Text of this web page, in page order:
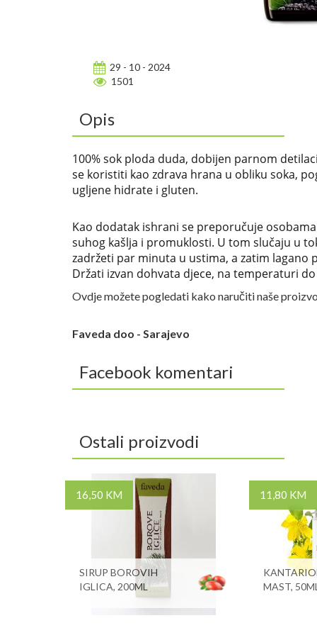
29 - 10 - 2024
1501
Opis
100% sok ploda duda, dobijen parnom
se koristiti kao zdrava hrana u obliku soka,
ugljene hidrate i gluten.
Kao dodatak ishrani se preporučuje
suhog kašlja i promuklosti. U tom slučaju u
zadržeti par minuta u ustima, a zatim lagano
Držati izvan dohvata djece, na temperaturi
Ovdje možete pogledati kako naručiti naše
Faveda doo - Sarajevo
Facebook komentari
Ostali proizvodi
16,50 KM
SIRUP BOROVIH
IGLICA, 200ML
11,80 KM
MAST,